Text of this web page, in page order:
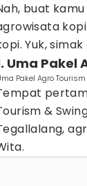
buat
Yuk,
Uma Pakel
Pakel Agro
&